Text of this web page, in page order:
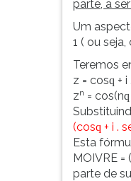
parte, a
Um
1 ( ou
Teremos
z = cosq +
zn = cos(nq
(cosq + i .
Esta
MOIVRE
parte de